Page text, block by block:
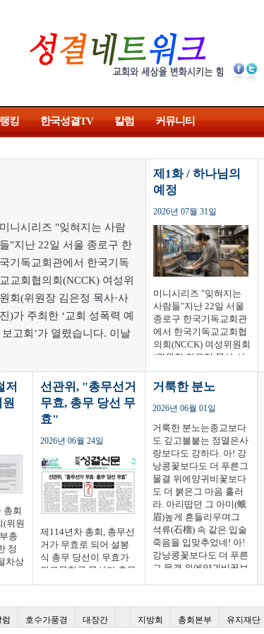
랭킹 한국성결TV 칼럼 커뮤니티
미니시리즈 "잊혀지는 사람
들"지난 22일 서울 종로구 한
국기독교회관에서 한국기독
교교회협의회(NCCK) 여성위
원회(위원장 김은정 목사·사
진)가 주최한 ‘교회 성폭력 예
고회’가 열렸습니다. 이날
, 교회는 무관심하거나 형식
습니다. 우리 교단도 무관심
니다. 교회 내 성폭력 문제
이제 이 문제를 직시해야
?r=home&c=3&uid=4376이
시리즈를 기획하게 되었습
지만 작품은 허구이며 등장
이나 단체를 지칭하지 않습
목사는 고양으로 올라오라
내가 겨우 대답했다. “예배
싶어요.” 수화기 너머에서
가 왔다. 서울에 있는 진
제1화 / 하나님의
예정
2026년 07월 31일
미니시리즈 "잊혀지는
사람들"지난 22일 서울
종로구 한국기독교회관
에서 한국기독교교회협
의회(NCCK) 여성위원회
(위원장 김은정 목사·사
진)가 주최한 ‘교회 성폭
력 예방과 극복을 위한
교단 순회간담회 결과
보고회’가 열렸습니다.
위원장은 이날 한국기독
교회관에서 가진 인터뷰
에서 “2018년 ‘미투 운
동’을 계기로 사회에서
는 성폭력·성희롱 예방
교육과 성인지 감수성
교육이 확산했지만, 교
회는 무관심하거나 형식
적인 곳이 많았던 것이
사실”이라고 말했습니
다. 우리 교단도 무관심
많았던 것이 사실입니
닙니다. 우리 교단도 이
저
총회
(위원
총
정
차상
판
관
선관위, "총무선거
무효, 총무 당선 무
효"
2026년 06월 24일
제114년차 총회, 총무선
거가 무효로 되어 설봉
식 총무 당선이 무효가
되고문창국 목사가 총무
로 다시 선출되게 된 교
다.객관성 유지를 위해
성결신문 기사를 그대로
거룩한 분노
2026년 06월 01일
거룩한 분노는종교보다
도 깊고불붙는 정열은사
랑보다도 강하다. 아! 강
낭콩꽃보다도 더 푸른그
물결 위에양귀비꽃보다
도 더 붉은그 마음 흘러
라. 아리땁던 그 아미(蛾
眉)높게 흔들리우며그
석류(石榴) 속 같은 입술
죽음을 입맞추었네! 아!
강낭콩꽃보다도 더 푸른
그 물결 위에양귀비꽃보
이길이 푸르리니그대의
꽃다운 혼(魂)어이 아니
호수가풍경 대장간 지방회 총회본부 유지재단